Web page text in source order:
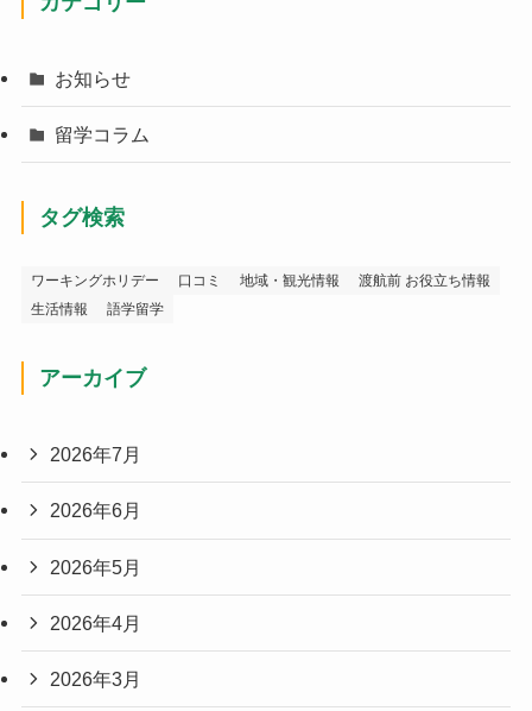
お知らせ
留学コラム
タグ検索
ワーキングホリデー 口コミ 地域・観光情報
渡航前 お役立ち情報
生活情報
語学留学
アーカイブ
2026年7月
2026年6月
2026年5月
2026年4月
2026年3月